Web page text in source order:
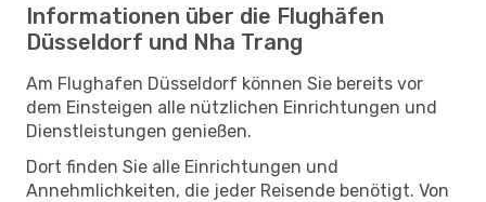
Informationen über die Flughäfen
Düsseldorf und Nha Trang
Am Flughafen Düsseldorf können Sie bereits vor
dem Einsteigen alle nützlichen Einrichtungen und
Dienstleistungen genießen.
Dort finden Sie alle Einrichtungen und
Annehmlichkeiten, die jeder Reisende benötigt. Von